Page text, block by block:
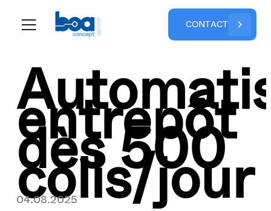
CONTACT
entrepôt
dès 500
colis/jour
04.08.2025